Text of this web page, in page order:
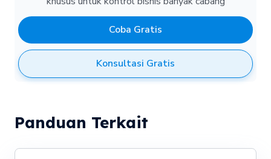
Coba Gratis
Konsultasi Gratis
Panduan Terkait